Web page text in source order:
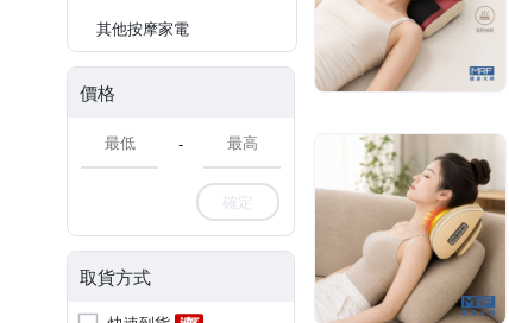
其他按摩家電
價格
-
確定
取貨方式